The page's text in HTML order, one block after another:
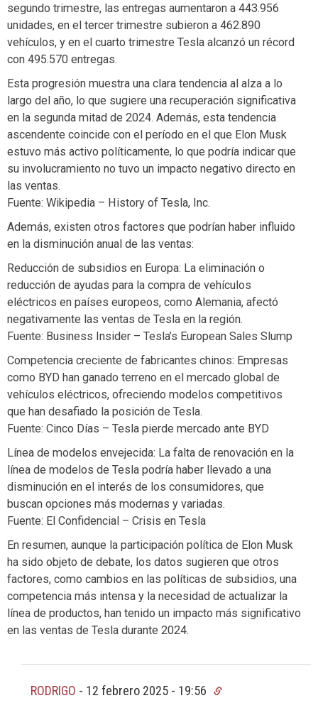
segundo trimestre, las entregas aumentaron a 443.956
unidades, en el tercer trimestre subieron a 462.890
vehículos, y en el cuarto trimestre Tesla alcanzó un récord
con 495.570 entregas.
Esta progresión muestra una clara tendencia al alza a lo
largo del año, lo que sugiere una recuperación significativa
en la segunda mitad de 2024. Además, esta tendencia
ascendente coincide con el período en el que Elon Musk
estuvo más activo políticamente, lo que podría indicar que
su involucramiento no tuvo un impacto negativo directo en
las ventas.
Fuente: Wikipedia – History of Tesla, Inc.
Además, existen otros factores que podrían haber influido
en la disminución anual de las ventas:
Reducción de subsidios en Europa: La eliminación o
reducción de ayudas para la compra de vehículos
eléctricos en países europeos, como Alemania, afectó
negativamente las ventas de Tesla en la región.
Fuente: Business Insider – Tesla’s European Sales Slump
Competencia creciente de fabricantes chinos: Empresas
como BYD han ganado terreno en el mercado global de
vehículos eléctricos, ofreciendo modelos competitivos
que han desafiado la posición de Tesla.
Fuente: Cinco Días – Tesla pierde mercado ante BYD
Línea de modelos envejecida: La falta de renovación en la
línea de modelos de Tesla podría haber llevado a una
disminución en el interés de los consumidores, que
buscan opciones más modernas y variadas.
Fuente: El Confidencial – Crisis en Tesla
En resumen, aunque la participación política de Elon Musk
ha sido objeto de debate, los datos sugieren que otros
factores, como cambios en las políticas de subsidios, una
competencia más intensa y la necesidad de actualizar la
línea de productos, han tenido un impacto más significativo
en las ventas de Tesla durante 2024.
RODRIGO - 12 febrero 2025 - 19:56